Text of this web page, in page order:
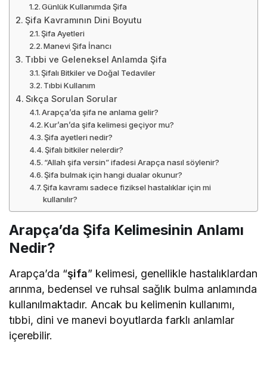
Günlük Kullanımda Şifa
Şifa Kavramının Dini Boyutu
Şifa Ayetleri
Manevi Şifa İnancı
Tıbbi ve Geleneksel Anlamda Şifa
Şifalı Bitkiler ve Doğal Tedaviler
Tıbbi Kullanım
Sıkça Sorulan Sorular
Arapça’da şifa ne anlama gelir?
Kur’an’da şifa kelimesi geçiyor mu?
Şifa ayetleri nedir?
Şifalı bitkiler nelerdir?
“Allah şifa versin” ifadesi Arapça nasıl söylenir?
Şifa bulmak için hangi dualar okunur?
Şifa kavramı sadece fiziksel hastalıklar için mi
kullanılır?
Arapça’da Şifa Kelimesinin Anlamı
Nedir?
Arapça’da “şifa” kelimesi, genellikle hastalıklardan
arınma, bedensel ve ruhsal sağlık bulma anlamında
kullanılmaktadır. Ancak bu kelimenin kullanımı,
tıbbi, dini ve manevi boyutlarda farklı anlamlar
içerebilir.